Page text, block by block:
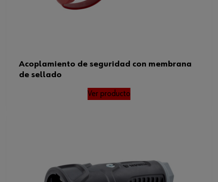
Acoplamiento de seguridad con membrana
de sellado
Ver producto